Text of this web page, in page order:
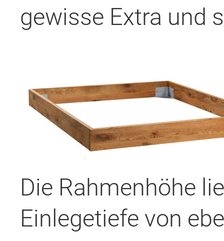
gewisse Extra und
Die Rahmenhöhe
Einlegetiefe von